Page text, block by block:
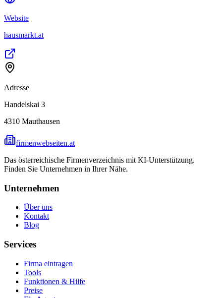
Website
hausmarkt.at
Adresse
Handelskai 3
4310 Mauthausen
firmenwebseiten.at
Das österreichische Firmenverzeichnis mit KI-Unterstützung.
Finden Sie Unternehmen in Ihrer Nähe.
Unternehmen
Über uns
Kontakt
Blog
Services
Firma eintragen
Tools
Funktionen & Hilfe
Preise